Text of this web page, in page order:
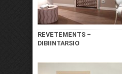
REVETEMENTS –
DIBIINTARSIO